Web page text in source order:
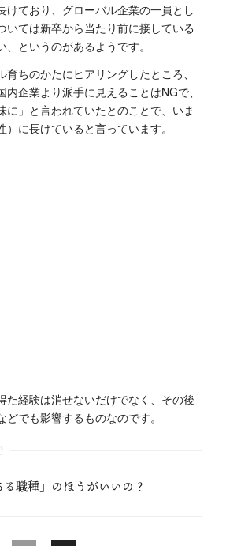
けており、グローバル企業の一員とし
いては新卒から当たり前に接している
というのがあるようです。
育ちのかたにヒアリングしたところ、
企業より派手に見えることはNGで、
に」と言われていたとのことで、いま
に長けていると言っています。
た経験は消せないだけでなく、その後
でも影響するものなのです。
職種」のほうがいいの？